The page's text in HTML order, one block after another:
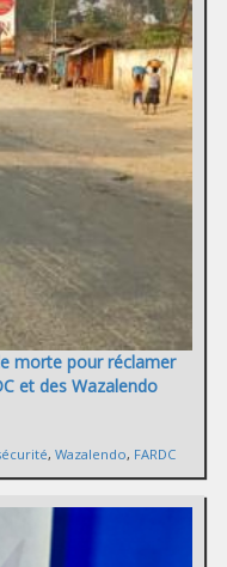
morte pour réclamer
et des Wazalendo
, Wazalendo, FARDC